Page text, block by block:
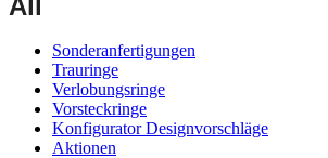
All
Sonderanfertigungen
Trauringe
Verlobungsringe
Vorsteckringe
Konfigurator Designvorschläge
Aktionen